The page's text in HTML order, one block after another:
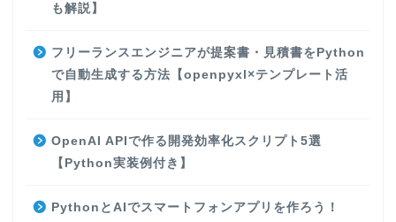
も解説】
フリーランスエンジニアが提案書・見積書をPython
で自動生成する方法【openpyxl×テンプレート活
用】
OpenAI APIで作る開発効率化スクリプト5選
【Python実装例付き】
PythonとAIでスマートフォンアプリを作ろう！